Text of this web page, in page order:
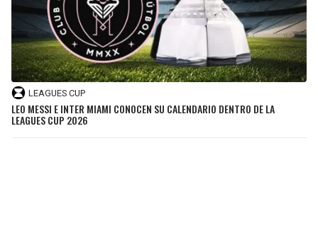
LEAGUES CUP
LEO MESSI E INTER MIAMI CONOCEN SU CALENDARIO DENTRO DE LA
LEAGUES CUP 2026